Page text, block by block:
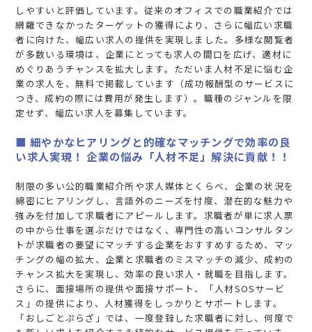
しやすいと評価しています。従来のオフィスでの職業紹介では
網羅できなかったターゲットの獲得により、さらに幅広い求職
者に向けた、幅広い求人の提供を実現しました。多様な閲覧者
が多数いる環境は、企業にとっても求人の間口を広げ、適材に
めぐりあうチャンスを拡大します。ただいま人材不足に悩む企
業の求人を、無料で掲載しています（成功報酬型のサービスに
つき、成約の際には費用が発生します）。職種のジャンルを限
定せず、幅広い求人を募集しています。
■ 細やかなヒアリングと的確なマッチングで効率の良
い求人実現！ 企業の悩み「人材不足」解決に貢献！！
制限の多い公的職業紹介所や求人媒体とくらべ、企業の状況を
綿密にヒアリングし、言語外のニーズを忖度、潜在的な魅力や
強みを付加して求職者にアピールします。求職者が単に求人票
の中から仕事を選ぶだけではなく、専門性の高いコンサルタン
トが求職者の要望にマッチする企業をおすすめするため、マッ
チングの幅の拡大、企業と求職者のミスマッチの減少、成約の
チャンス拡大を実現し、効率の良い求人・就職を目指します。
さらに、面接場所の提供や面接サポート、「人材SOSサービ
ス」の提供により、人材獲得をしっかりとサポートします。
「おしごとぷらざ」では、一度登録した求職者に対し、何度で